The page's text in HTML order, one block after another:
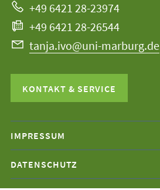
Website
+49 6421 28-23974
+49 6421 28-26544
tanja.ivo@uni-marburg.de
KONTAKT & SERVICE
Mobile-
Service-
Navigation
und
IMPRESSUM
DATENSCHUTZ